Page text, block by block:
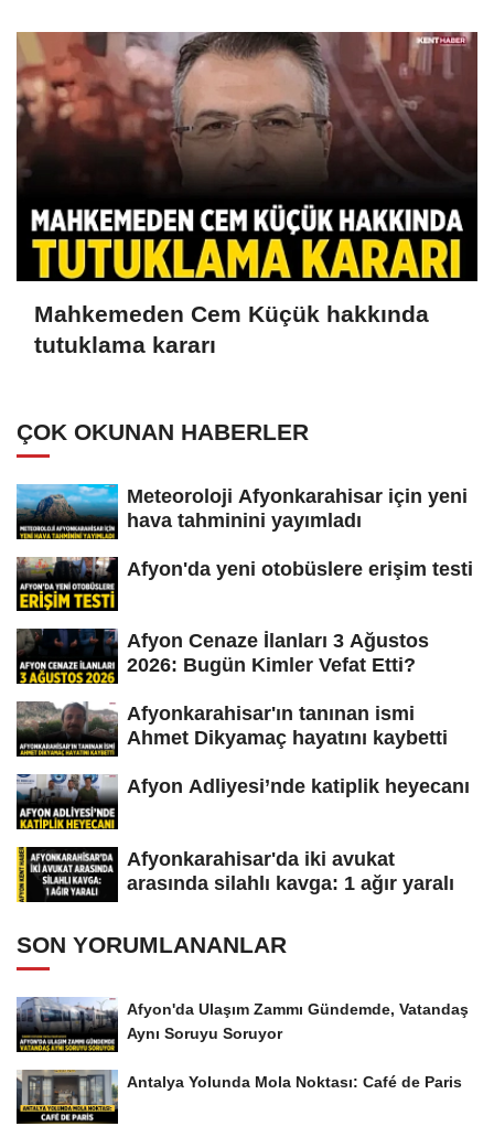
Mahkemeden Cem Küçük hakkında
tutuklama kararı
ÇOK OKUNAN HABERLER
Meteoroloji Afyonkarahisar için yeni
hava tahminini yayımladı
Afyon'da yeni otobüslere erişim testi
Afyon Cenaze İlanları 3 Ağustos
2026: Bugün Kimler Vefat Etti?
Afyonkarahisar'ın tanınan ismi
Ahmet Dikyamaç hayatını kaybetti
Afyon Adliyesi’nde katiplik heyecanı
Afyonkarahisar'da iki avukat
arasında silahlı kavga: 1 ağır yaralı
SON YORUMLANANLAR
Afyon'da Ulaşım Zammı Gündemde, Vatandaş
Aynı Soruyu Soruyor
Antalya Yolunda Mola Noktası: Café de Paris